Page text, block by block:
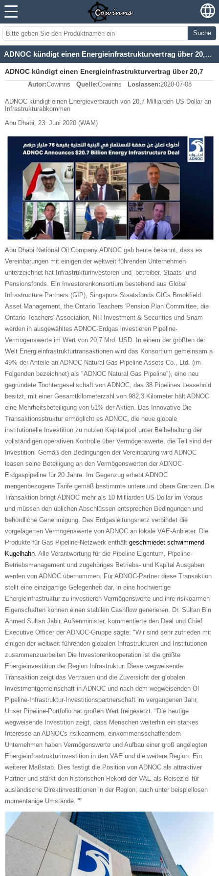
Suche
ADNOC kündigt einen Energieinfrastrukturvertrag über 20,7 Milliarden US-Dollar an
ADNOC kündigt einen Energieinfrastrukturvertrag über 20,7
Milliarden US-Dollar an
Autor:Cowinns Quelle:Cowinns Loslassen:2020-07-08
ADNOC kündigt einen Energieverbrauch von 20,7 Milliarden US-Dollar an
Infrastrukturabkommen
Abu Dhabi, 23. Juni 2020 (WAM)
Abu Dhabi National Oil Company ADNOC gab heute bekannt, dass es
Vereinbarungen mit einigen der weltweit führenden Unternehmen
unterzeichnet hat Infrastrukturinvestoren und -betreiber, Staats- und
Pensionsfonds. Ein Investorenkonsortium bestehend aus Global
Infrastructure Partners (GIP), Singapurs Staatsfonds GICs Brookfield
Asset Management, the Ontario Teachers 'Pension Plan Committee, die
Ontario Teachers' Association, NH Investment & Securities und Snam
werden in ausgewähltes ADNOC-Erdgas investieren Pipeline-
Vermögenswerte im Wert von 20,7 Mrd. USD. In einem der größten der
Welt Energieinfrastrukturtransaktionen wird das Konsortium gemeinsam a
49% der Anteile an ADNOC Natural Gas Pipeline Assets Co., Ltd. (im
Folgenden bezeichnet) als "ADNOC Natural Gas Pipeline"), eine neu
gegründete Tochtergesellschaft von ADNOC, das 38 Pipelines Leasehold
besitzt, mit einer Gesamtkilometerzahl von 982,3 Kilometer hält ADNOC
eine Mehrheitsbeteiligung von 51% der Aktien. Das Innovative Die
Transaktionsstruktur ermöglicht es ADNOC, die neue globale
institutionelle Investition zu nutzen Kapitalpool unter Beibehaltung der
vollständigen operativen Kontrolle über Vermögenswerte, die Teil sind der
Investition. Gemäß den Bedingungen der Vereinbarung wird ADNOC
leasen seine Beteiligung an den Vermögenswerten der ADNOC-
Erdgaspipeline für 20 Jahre. Im Gegenzug erhebt ADNOC
mengenbezogene Tarife gemäß bestimmte untere und obere Grenzen. Die
Transaktion bringt ADNOC mehr als 10 Milliarden US-Dollar im Voraus
und müssen den üblichen Abschlüssen entsprechen Bedingungen und
behördliche Genehmigung. Das Erdgasleitungsnetz verbindet die
vorgelagerten Vermögenswerte von ADNOC an lokale VAE-Anbieter. Die
Produkte für Gas Pipeline-Netzwerk enthält geschmiedet schwimmend
Kugelhahn . Alle Verantwortung für die Pipeline Eigentum, Pipeline-
Betriebsmanagement und zugehöriges Betriebs- und Kapital Ausgaben
werden von ADNOC übernommen. Für ADNOC-Partner diese Transaktion
stellt eine einzigartige Gelegenheit dar, in eine hochwertige
Energieinfrastruktur zu investieren Vermögenswerte und ihre risikoarmen
Eigenschaften können einen stabilen Cashflow generieren. Dr. Sultan Bin
Ahmed Sultan Jabir, Außenminister, kommentierte den Deal und Chief
Executive Officer der ADNOC-Gruppe sagte: "Wir sind sehr zufrieden mit
einigen der weltweit führenden globalen Infrastrukturen und Institutionen
zusammenzuarbeiten Die Investorenkooperation ist die größte
Energieinvestition der Region Infrastruktur. Diese wegweisende
Transaktion zeigt das Vertrauen und die Zuversicht der globalen
Investmentgemeinschaft in ADNOC und nach dem wegweisenden Öl
Pipeline-Infrastruktur-Investitionspartnerschaft im vergangenen Jahr,
Unser Pipeline-Portfolio hat großen Wert freigesetzt. "Die heutige
wegweisende Investition zeigt, dass Menschen weiterhin ein starkes
Interesse an ADNOCs risikoarmem, einkommensschaffendem
Unternehmen haben Vermögenswerte und Aufbau einer groß angelegten
Energieinfrastrukturinvestition in den VAE und die weitere Region. Ein
weiterer Maßstab. Dies festigt die Position von ADNOC als attraktiver
Partner und stärkt den historischen Rekord der VAE als Reiseziel für
ausländische Direktinvestitionen in der Region, auch unter beispiellosen
momentanige Umstände. ""